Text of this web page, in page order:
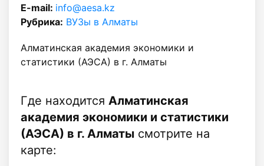
E-mail: info@aesa.kz
Рубрика: ВУЗы в Алматы
Алматинская академия экономики и
статистики (АЭСА) в г. Алматы
Где находится Алматинская
академия экономики и статистики
(АЭСА) в г. Алматы смотрите на
карте: